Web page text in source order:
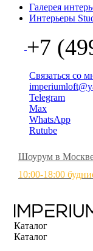
Галерея
Интерьеры
+7
Связаться со
Telegram
Max
WhatsApp
Rutube
Шоурум в
10:00-18:00
Каталог
Каталог